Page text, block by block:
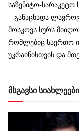
საზენიტო-სარაკეტო
– განაცხადა
მოსკოვს სურს
რომლებიც საერთო
უკრაინისთვის და
მსგავსი სიახლეები